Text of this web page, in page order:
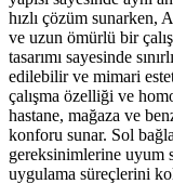
hızlı çözüm sunarken,
ve uzun ömürlü bir
tasarımı sayesinde
edilebilir ve mimari
çalışma özelliği ve
hastane, mağaza ve
konforu sunar. Sol
gereksinimlerine uyum
uygulama süreçlerini